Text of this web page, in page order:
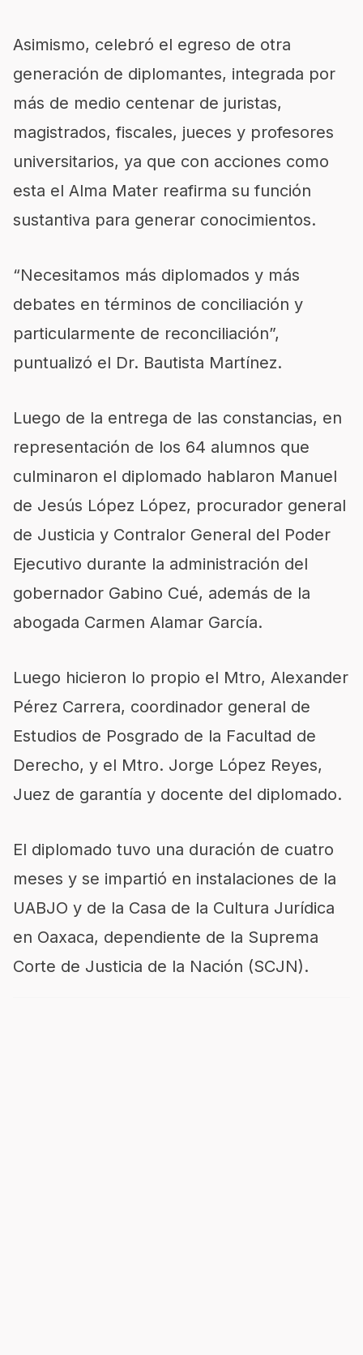
Asimismo, celebró el egreso de otra
generación de diplomantes, integrada por
más de medio centenar de juristas,
magistrados, fiscales, jueces y profesores
universitarios, ya que con acciones como
esta el Alma Mater reafirma su función
sustantiva para generar conocimientos.
“Necesitamos más diplomados y más
debates en términos de conciliación y
particularmente de reconciliación”,
puntualizó el Dr. Bautista Martínez.
Luego de la entrega de las constancias, en
representación de los 64 alumnos que
culminaron el diplomado hablaron Manuel
de Jesús López López, procurador general
de Justicia y Contralor General del Poder
Ejecutivo durante la administración del
gobernador Gabino Cué, además de la
abogada Carmen Alamar García.
Luego hicieron lo propio el Mtro, Alexander
Pérez Carrera, coordinador general de
Estudios de Posgrado de la Facultad de
Derecho, y el Mtro. Jorge López Reyes,
Juez de garantía y docente del diplomado.
El diplomado tuvo una duración de cuatro
meses y se impartió en instalaciones de la
UABJO y de la Casa de la Cultura Jurídica
en Oaxaca, dependiente de la Suprema
Corte de Justicia de la Nación (SCJN).